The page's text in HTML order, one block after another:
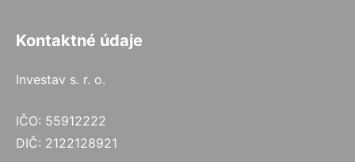
Kontaktné údaje
Investav s. r. o.
IČO: 55912222
DIČ: 2122128921